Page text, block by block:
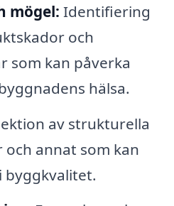
mögel: Identifiering
och
som kan påverka
hälsa.
av strukturella
och annat som kan
byggkvalitet.